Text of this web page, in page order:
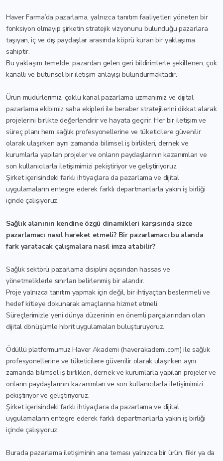
Haver Farma’da pazarlama, yalnızca tanıtım faaliyetleri yöneten bir
fonksiyon olmayıp şirketin stratejik vizyonunu bulunduğu pazarlara
taşıyan, iç ve dış paydaşlar arasında köprü kuran bir yaklaşıma
sahiptir.
Bu yaklaşım temelde, pazardan gelen geri bildirimlerle şekillenen, çok
kanallı ve bütünsel bir iletişim anlayışı bulundurmaktadır.
Ürün müdürlerimiz, çoklu kanal pazarlama uzmanımız ve dijital
pazarlama ekibimiz saha ekipleri ile beraber stratejilerini dikkat alarak
projelerini birlikte değerlendirir ve hayata geçirir. Her bir iletişim ve
süreç planı hem sağlık profesyonellerine ve tüketicilere güvenilir
olarak ulaşırken aynı zamanda bilimsel iş birlikleri, dernek ve
kurumlarla yapılan projeler ve onların paydaşlarının kazanımları ve
son kullanıcılarla iletişimimizi pekiştiriyor ve geliştiriyoruz.
Şirket içerisindeki farklı ihtiyaçlara da pazarlama ve dijital
uygulamaların entegre ederek farklı departmanlarla yakın iş birliği
içinde çalışıyoruz.
Sağlık alanının kendine özgü dinamikleri karşısında sizce
pazarlamacı nasıl hareket etmeli? Bir pazarlamacı bu alanda
fark yaratacak çalışmalara nasıl imza atabilir?
Sağlık sektörü pazarlama disiplini açısından hassas ve
yönetmeliklerle sınırları belirlenmiş bir alandır.
Proje yalnızca tanıtım yapmak için değil, bir ihtiyaçtan beslenmeli ve
hedef kitleye dokunarak amaçlarına hizmet etmeli.
Süreçlerimizle yeni dünya düzeninin en önemli parçalarından olan
dijital dönüşümle hibrit uygulamaları buluşturuyoruz.
Ödüllü platformumuz Haver Akademi (haverakademi.com) ile sağlık
profesyonellerine ve tüketicilere güvenilir olarak ulaşırken aynı
zamanda bilimsel iş birlikleri, dernek ve kurumlarla yapılan projeler ve
onların paydaşlarının kazanımları ve son kullanıcılarla iletişimimizi
pekiştiriyor ve geliştiriyoruz.
Şirket içerisindeki farklı ihtiyaçlara da pazarlama ve dijital
uygulamaların entegre ederek farklı departmanlarla yakın iş birliği
içinde çalışıyoruz.
Burada pazarlama iletişiminin ana teması yalnızca bir ürün, fikir ya da